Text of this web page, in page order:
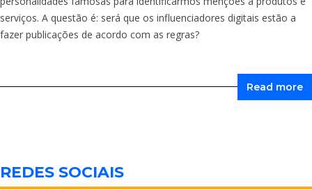
serviços. A questão é: será que os influenciadores digitais estão a
fazer publicações de acordo com as regras?
Read more
REDES SOCIAIS